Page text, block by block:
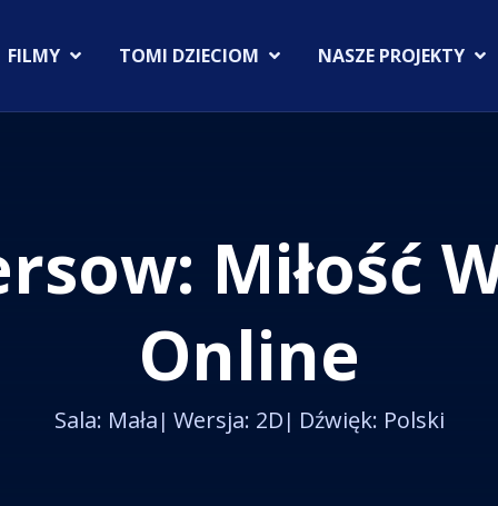
FILMY TOMI DZIECIOM NASZE PROJEKTY
Online
Sala: Mała Wersja: 2D Dźwięk: Polski